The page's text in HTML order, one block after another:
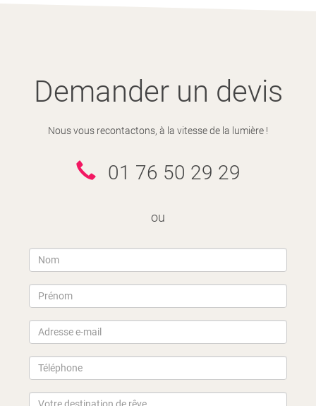
Demander un devis
Nous vous recontactons, à la vitesse de la lumière !
01 76 50 29 29
ou